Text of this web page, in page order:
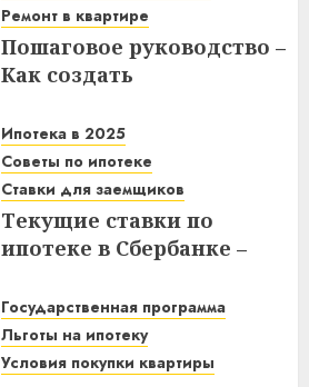
Ремонт в квартире
Пошаговое руководство –
Как создать
дверным проемом в
отремонтированной
квартире
14.11.2025
Ипотека в 2025
Советы по ипотеке
Ставки для заемщиков
Текущие ставки по
ипотеке в Сбербанке –
заемщикам в 2025 году
14.11.2025
Государственная программа
Льготы на ипотеку
Условия покупки квартиры